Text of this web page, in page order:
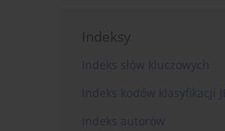
Indeksy